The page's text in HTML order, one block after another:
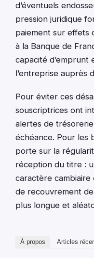
d’éventuels
pression juridique
paiement sur effets
à la Banque de
capacité d’emprunt
l’entreprise auprès
Pour éviter ces
souscriptrices ont
alertes de
échéance. Pour les
porte sur la
réception du titre :
caractère
de recouvrement
plus longue et
À propos Articles